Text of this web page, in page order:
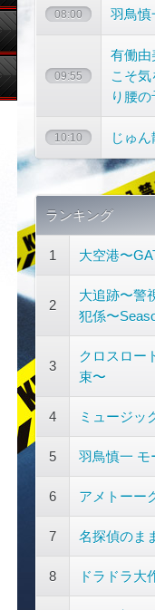
08:00 羽鳥慎
09:55
有働
こそ気
り腰
10:10 じゅ
ランキング
1 大空港〜
2
大追跡〜警
犯係〜
3
クロスロー
束〜
4 ミュージッ
5 羽鳥慎一 モ
6 アメトーー
7 名探偵のま
8 ドラドラ大